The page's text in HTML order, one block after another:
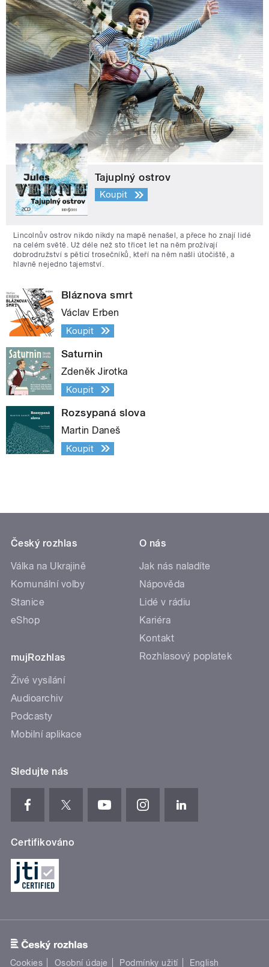
Tajuplný ostrov
Koupit
Lincolnův ostrov nikdo nikdy na mapě nenašel, a přece ho znají lidé
na celém světě. Už déle než sto třicet let na něm prožívají
dobrodružství s pěticí trosečníků, kteří na něm našli útočiště, a
hlavně nejedno tajemství.
Bláznova smrt
Václav Erben
Koupit
Saturnin
Zdeněk Jirotka
Koupit
Rozsypaná slova
Martin Daneš
Koupit
Český rozhlas
Válka na Ukrajině
Komunální volby
Stanice
eShop
mujRozhlas
Živé vysílání
Audioarchiv
Podcasty
Mobilní aplikace
O nás
Jak nás naladíte
Nápověda
Lidé v rádiu
Kariéra
Kontakt
Rozhlasový poplatek
Sledujte nás
Certifikováno
Cookies Osobní údaje Podmínky užití English